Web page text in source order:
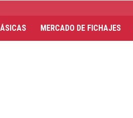
MERCADO DE FICHAJES